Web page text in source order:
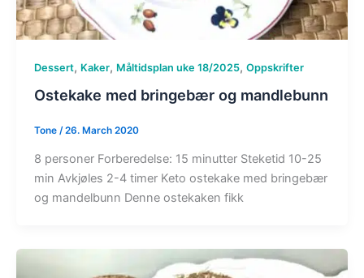
Dessert, Kaker, Måltidsplan uke 18/2025, Oppskrifter
Ostekake med bringebær og mandlebunn
Tone /26. March 2020
8 personer Forberedelse: 15 minutter Steketid 10-25
min Avkjøles 2-4 timer Keto ostekake med bringebær
og mandelbunn Denne ostekaken fikk